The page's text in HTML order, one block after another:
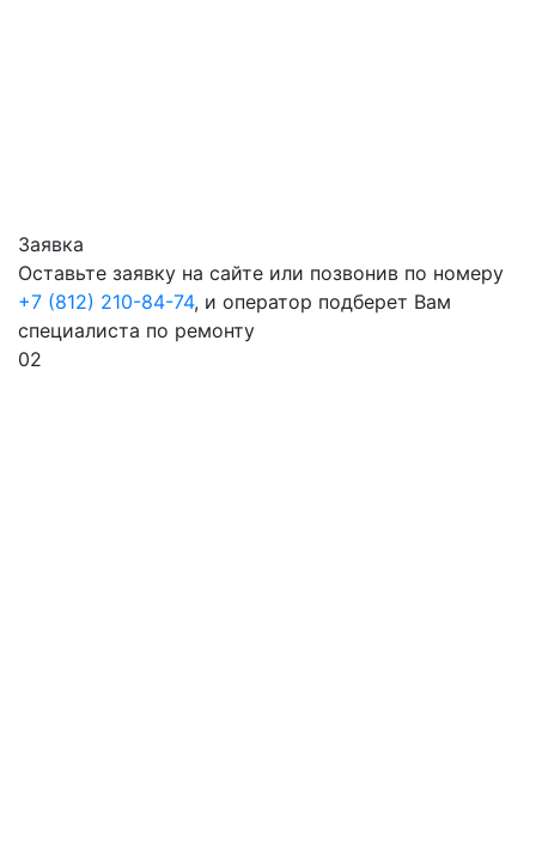
Заявка
Оставьте заявку на сайте или позвонив по номеру
+7 (812) 210-84-74, и оператор подберет Вам
специалиста по ремонту
02